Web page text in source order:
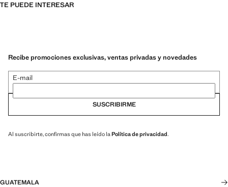
TE PUEDE INTERESAR
Recibe promociones exclusivas, ventas privadas y novedades
E-mail
SUSCRIBIRME
Al suscribirte, confirmas que has leído la Política de privacidad.
GUATEMALA